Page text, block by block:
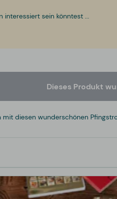
sein könntest ...
Dieses Produkt
diesen wunderschönen